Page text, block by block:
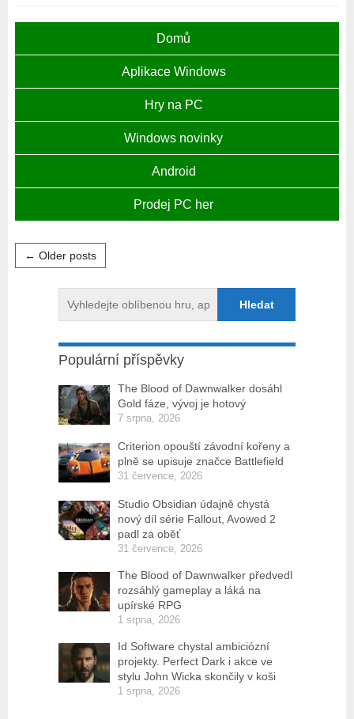
Domů
Aplikace Windows
Hry na PC
Windows novinky
Android
Prodej PC her
← Older posts
Populární příspěvky
The Blood of Dawnwalker dosáhl
Gold fáze, vývoj je hotový
7 srpna, 2026
Criterion opouští závodní kořeny a
plně se upisuje značce Battlefield
31 července, 2026
Studio Obsidian údajně chystá
nový díl série Fallout, Avowed 2
padl za oběť
31 července, 2026
The Blood of Dawnwalker předvedl
rozsáhlý gameplay a láká na
upírské RPG
1 srpna, 2026
Id Software chystal ambiciózní
projekty. Perfect Dark i akce ve
stylu John Wicka skončily v koši
1 srpna, 2026